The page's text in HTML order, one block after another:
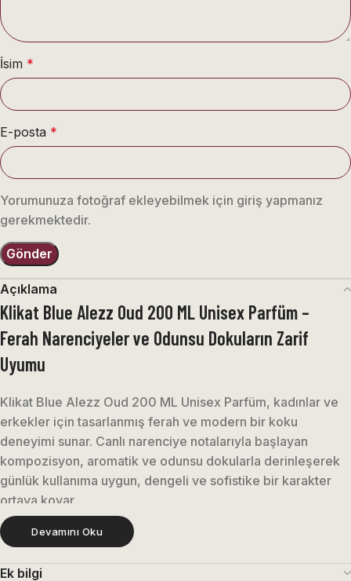
İsim *
E-posta *
Yorumunuza fotoğraf ekleyebilmek için giriş yapmanız
gerekmektedir.
Açıklama
Klikat Blue Alezz Oud 200 ML Unisex Parfüm –
Ferah Narenciyeler ve Odunsu Dokuların Zarif
Uyumu
Klikat Blue Alezz Oud 200 ML Unisex Parfüm, kadınlar ve
erkekler için tasarlanmış ferah ve modern bir koku
deneyimi sunar. Canlı narenciye notalarıyla başlayan
kompozisyon, aromatik ve odunsu dokularla derinleşerek
günlük kullanıma uygun, dengeli ve sofistike bir karakter
ortaya koyar.
Temiz, enerjik ve zarif yapısıyla öne çıkan Klikat Blue,
için dikkat çekici bir seçenektir.
Devamını Oku
Ek bilgi